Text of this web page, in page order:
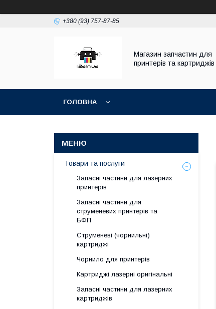
+380 (93) 757-87-85
Магазин запчастин для
принтерів та картриджів
ГОЛОВНА
Товари та послуги
Запасні частини для лазерних
принтерів
Запасні частини для
струменевих принтерів та
БФП
Струменеві (чорнильні)
картриджі
Чорнило для принтерів
Картриджі лазерні оригінальні
Запасні частини для лазерних
картриджів